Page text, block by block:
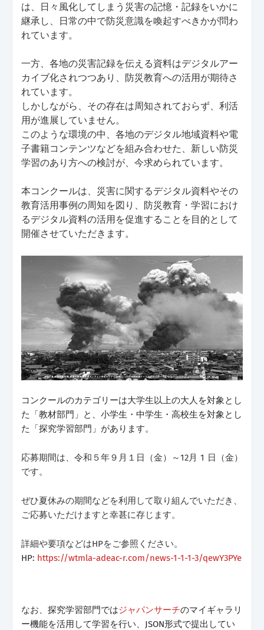
は、日々風化してしまう災害の記憶・記録をいかに
継承し、日常の中で防災意識を喚起すべきかが問わ
れています。
一方、各地の災害記録を伝える資料はデジタルアー
カイブ化されつつあり、防災教育への活用が期待さ
れています。
しかしながら、その存在は周知されておらず、利活
用が進展していません。
このような環境の中、各地のデジタル地域資料や電
子書籍コンテンツなどを組み合わせた、新しい防災
学習のあり方への検討が、今求められています。
本コンクールは、災害に関するデジタル資料やその
教育活用事例の周知を図り、防災教育・学習におけ
るデジタル資料の活用を促進することを目的として
開催させていただきます。
コンクールのカテゴリーは大学生以上の大人を対象とし
た「教材部門」と、小学生・中学生・高校生を対象とし
た「探究学習部門」があります。
応募期間は、令和５年９月１日（金）～12月 1 日（金）
です。
ぜひ夏休みの期間などを利用して取り組んでいただき、
ご応募いただけますと幸甚に存じます。
詳細や要項などはHPをご参照ください。
HP: https://wtmla-adeac-r.com/news-1-1-1-3/qewY3PYe
なお、 探究学習部門ではジャパンサーチのマイギャラリ
ー機能を活用して学習を行い、JSON形式で提出してい